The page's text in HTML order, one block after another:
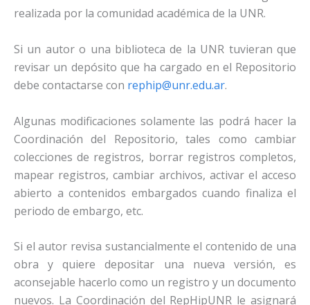
realizada por la comunidad académica de la UNR.
Si un autor o una biblioteca de la UNR tuvieran que
revisar un depósito que ha cargado en el Repositorio
debe contactarse con rephip@unr.edu.ar.
Algunas modificaciones solamente las podrá hacer la
Coordinación del Repositorio, tales como cambiar
colecciones de registros, borrar registros completos,
mapear registros, cambiar archivos, activar el acceso
abierto a contenidos embargados cuando finaliza el
periodo de embargo, etc.
Si el autor revisa sustancialmente el contenido de una
obra y quiere depositar una nueva versión, es
aconsejable hacerlo como un registro y un documento
nuevos. La Coordinación del RepHipUNR le asignará